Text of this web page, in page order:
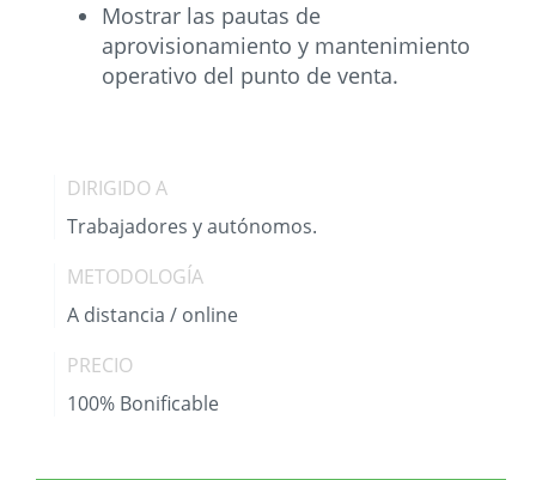
Mostrar las pautas de
aprovisionamiento y mantenimiento
operativo del punto de venta.
DIRIGIDO A
Trabajadores y autónomos.
METODOLOGÍA
A distancia / online
PRECIO
100% Bonificable